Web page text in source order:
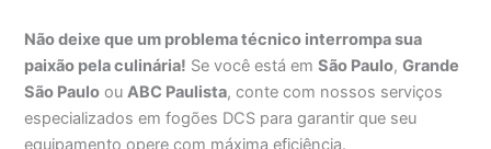
Não deixe que um problema técnico interrompa sua
paixão pela culinária! Se você está emSão Paulo,Grande
São Paulo ouABC Paulista, conte com nossos serviços
especializados em fogões DCS para garantir que seu
equipamento opere com máxima eficiência.